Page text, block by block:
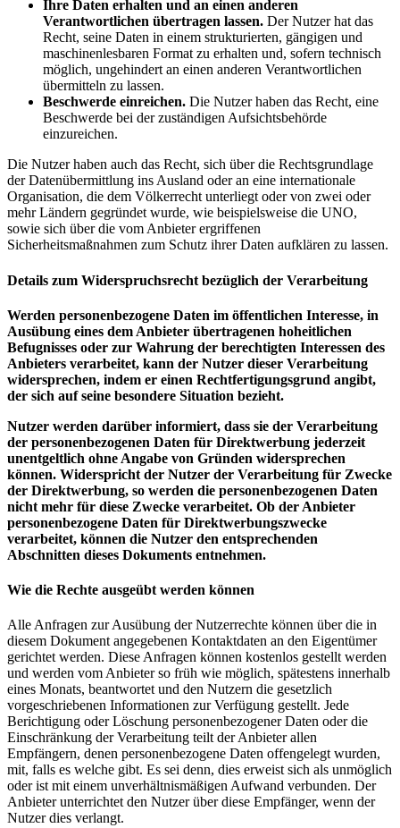
Ihre Daten erhalten und an einen anderen
Verantwortlichen übertragen lassen. Der Nutzer hat das
Recht, seine Daten in einem strukturierten, gängigen und
maschinenlesbaren Format zu erhalten und, sofern technisch
möglich, ungehindert an einen anderen Verantwortlichen
übermitteln zu lassen.
Beschwerde einreichen. Die Nutzer haben das Recht, eine
Beschwerde bei der zuständigen Aufsichtsbehörde
einzureichen.
Die Nutzer haben auch das Recht, sich über die Rechtsgrundlage
der Datenübermittlung ins Ausland oder an eine internationale
Organisation, die dem Völkerrecht unterliegt oder von zwei oder
mehr Ländern gegründet wurde, wie beispielsweise die UNO,
sowie sich über die vom Anbieter ergriffenen
Sicherheitsmaßnahmen zum Schutz ihrer Daten aufklären zu lassen.
Details zum Widerspruchsrecht bezüglich der Verarbeitung
Werden personenbezogene Daten im öffentlichen Interesse, in
Ausübung eines dem Anbieter übertragenen hoheitlichen
Befugnisses oder zur Wahrung der berechtigten Interessen des
Anbieters verarbeitet, kann der Nutzer dieser Verarbeitung
widersprechen, indem er einen Rechtfertigungsgrund angibt,
der sich auf seine besondere Situation bezieht.
Nutzer werden darüber informiert, dass sie der Verarbeitung
der personenbezogenen Daten für Direktwerbung jederzeit
unentgeltlich ohne Angabe von Gründen widersprechen
können. Widerspricht der Nutzer der Verarbeitung für Zwecke
der Direktwerbung, so werden die personenbezogenen Daten
nicht mehr für diese Zwecke verarbeitet. Ob der Anbieter
personenbezogene Daten für Direktwerbungszwecke
verarbeitet, können die Nutzer den entsprechenden
Abschnitten dieses Dokuments entnehmen.
Wie die Rechte ausgeübt werden können
Alle Anfragen zur Ausübung der Nutzerrechte können über die in
diesem Dokument angegebenen Kontaktdaten an den Eigentümer
gerichtet werden. Diese Anfragen können kostenlos gestellt werden
und werden vom Anbieter so früh wie möglich, spätestens innerhalb
eines Monats, beantwortet und den Nutzern die gesetzlich
vorgeschriebenen Informationen zur Verfügung gestellt. Jede
Berichtigung oder Löschung personenbezogener Daten oder die
Einschränkung der Verarbeitung teilt der Anbieter allen
Empfängern, denen personenbezogene Daten offengelegt wurden,
mit, falls es welche gibt. Es sei denn, dies erweist sich als unmöglich
oder ist mit einem unverhältnismäßigen Aufwand verbunden. Der
Anbieter unterrichtet den Nutzer über diese Empfänger, wenn der
Nutzer dies verlangt.